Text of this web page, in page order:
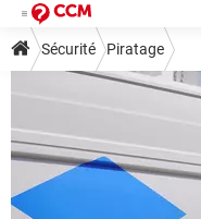
Sécurité Piratage